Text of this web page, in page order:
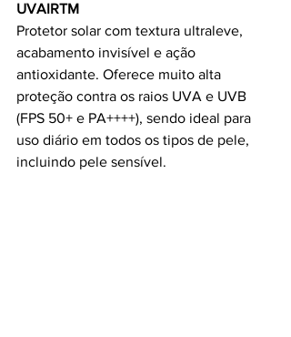
UVAIRTM
Protetor solar com textura ultraleve,
acabamento invisível e ação
antioxidante. Oferece muito alta
proteção contra os raios UVA e UVB
(FPS 50+ e PA++++), sendo ideal para
uso diário em todos os tipos de pele,
incluindo pele sensível.